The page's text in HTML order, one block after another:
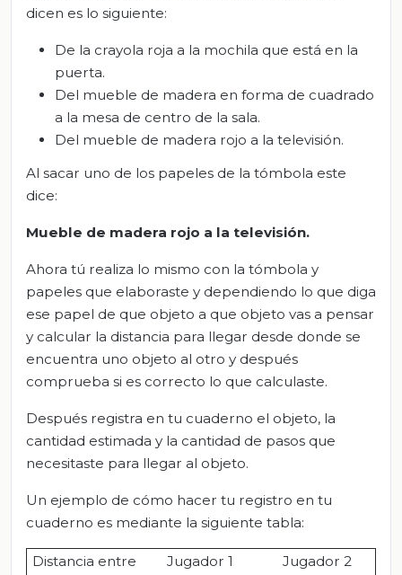
dicen es lo siguiente:
De la crayola roja a la mochila que está en la
puerta.
Del mueble de madera en forma de cuadrado
a la mesa de centro de la sala.
Del mueble de madera rojo a la televisión.
Al sacar uno de los papeles de la tómbola este
dice:
Mueble de madera rojo a la televisión.
Ahora tú realiza lo mismo con la tómbola y
papeles que elaboraste y dependiendo lo que diga
ese papel de que objeto a que objeto vas a pensar
y calcular la distancia para llegar desde donde se
encuentra uno objeto al otro y después
comprueba si es correcto lo que calculaste.
Después registra en tu cuaderno el objeto, la
cantidad estimada y la cantidad de pasos que
necesitaste para llegar al objeto.
Un ejemplo de cómo hacer tu registro en tu
cuaderno es mediante la siguiente tabla:
Distancia entre Jugador 1
Jugador 2